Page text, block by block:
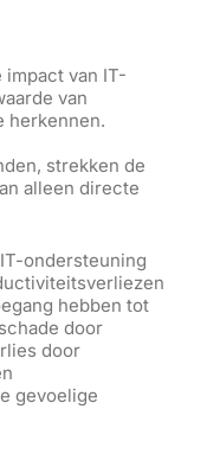
van IT-
van
herkennen.
strekken de
alleen directe
ondersteuning
hebben tot
door
door
gevoelige